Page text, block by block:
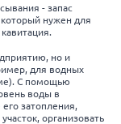
- запас
нужен для
но и
для водных
С помощью
воды в
его затопления,
организовать